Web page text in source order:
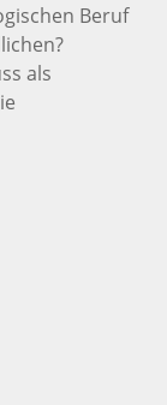
Beruf
als